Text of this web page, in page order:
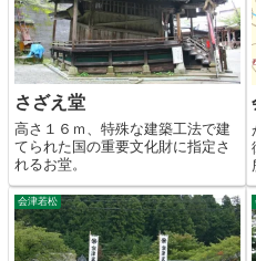
さざえ堂
高さ１６ｍ、特殊な建築工法で建
てられた国の重要文化財に指定さ
れるお堂。
会津若松